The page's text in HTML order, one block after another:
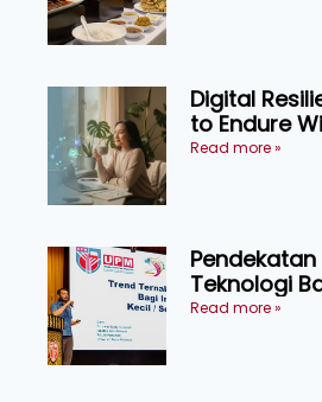
Digital
to Endure
Pressure
Read more »
Teknologi
Produktiviti
Read more »